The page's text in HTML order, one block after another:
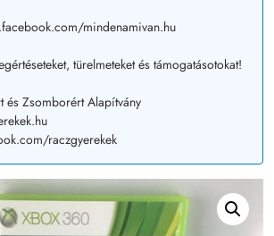
mindenamivan.hu
türelmeteket és támogatásotokat!
és Zsomborért Alapítvány
raczgyerekek